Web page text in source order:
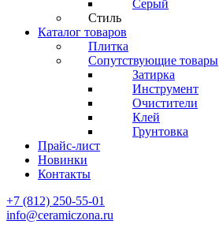
Серый
Стиль
Каталог товаров
Плитка
Сопутствующие товары
Затирка
Инструмент
Очистители
Клей
Грунтовка
Прайс-лист
Новинки
Контакты
+7 (812) 250-55-01
info@ceramiczona.ru